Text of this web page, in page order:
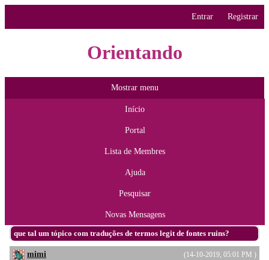
Entrar Registrar
Orientando
Mostrar menu
Início
Portal
Lista de Membres
Ajuda
Pesquisar
Novas Mensagens
que tal um tópico com traduções de termos legit de fontes ruins?
(14-10-2019, 05:01 PM )
mimi